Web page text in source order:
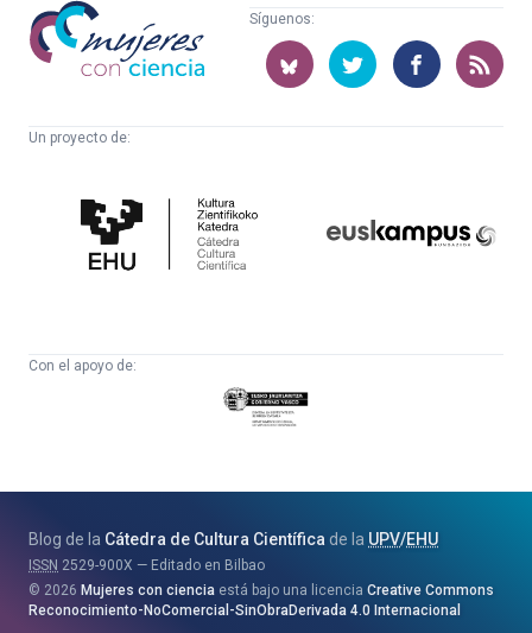
Mujeres
con
ciencia
Síguenos:
Un proyecto de:
Cultura
Científica
Con el apoyo de:
Eusko
Jaurlaritza
eta
Berrikuntza
Saila
Blog de la Cátedra de Cultura Científica de la UPV/EHU
ISSN 2529-900X
Editado en Bilbao
2026 Mujeres con ciencia está bajo una licencia Creative Commons
Reconocimiento-NoComercial-SinObraDerivada 4.0 Internacional